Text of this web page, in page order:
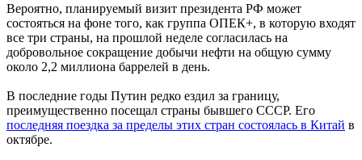
Вероятно, планируемый визит президента РФ может
состояться на фоне того, как группа ОПЕК+, в которую входят
все три страны, на прошлой неделе согласилась на
добровольное сокращение добычи нефти на общую сумму
около 2,2 миллиона баррелей в день.
В последние годы Путин редко ездил за границу,
преимущественно посещал страны бывшего СССР. Его
последняя поездка за пределы этих стран состоялась в Китай в
октябре.